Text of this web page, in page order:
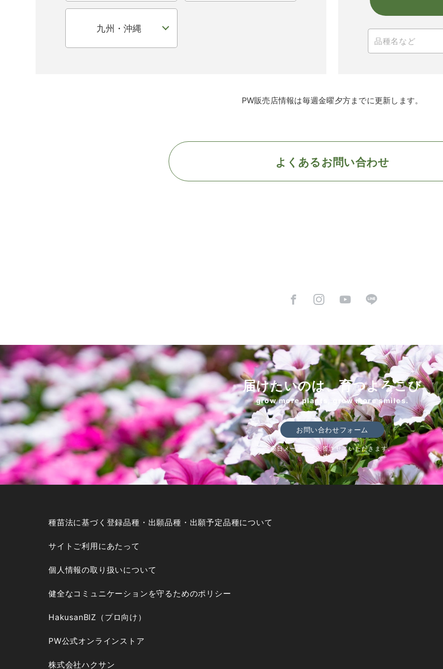
九州・沖縄
PW販売店情報は毎週金曜夕方までに更新します。
よくあるお問い合わせ
届けたいのは、育つよろこび
grow more plants, grow more smiles.
お問い合わせフォーム
後日メールにて回答させていただきます。
種苗法に基づく登録品種・出願品種・出願予定品種について
サイトご利用にあたって
個人情報の取り扱いについて
健全なコミュニケーションを守るためのポリシー
HakusanBIZ（プロ向け）
PW公式オンラインストア
株式会社ハクサン